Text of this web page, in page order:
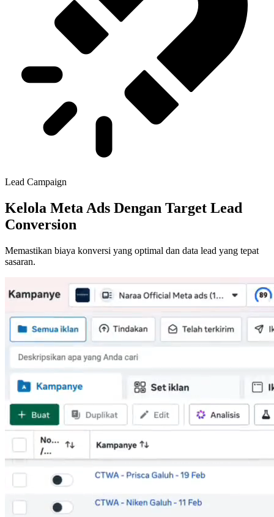
Lead Campaign
Kelola Meta Ads Dengan Target Lead
Conversion
Memastikan biaya konversi yang optimal dan data lead yang tepat
sasaran.